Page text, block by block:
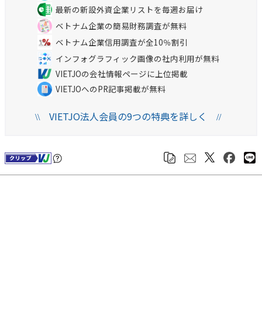
最新の新設外資企業リストを毎週お届け
ベトナム企業の簡易財務調査が無料
ベトナム企業信用調査が全10％割引
インフォグラフィック画像の社内利用が無料
VIETJOの会社情報ページに上位掲載
VIETJOへのPR記事掲載が無料
\\VIETJO法人会員の9つの特典を詳しく //